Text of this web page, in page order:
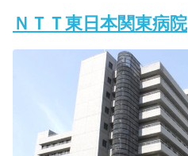
ＮＴＴ東日本関東病院